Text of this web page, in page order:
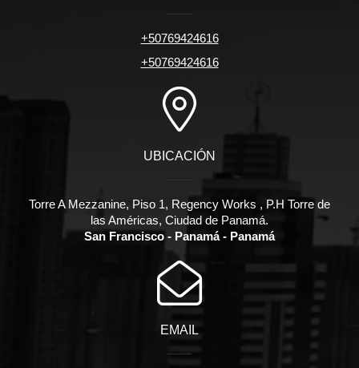
+50769424616
+50769424616
UBICACIÓN
Torre A Mezzanine, Piso 1, Regency Works , P.H Torre de
las Américas, Ciudad de Panamá.
San Francisco - Panamá - Panamá
EMAIL